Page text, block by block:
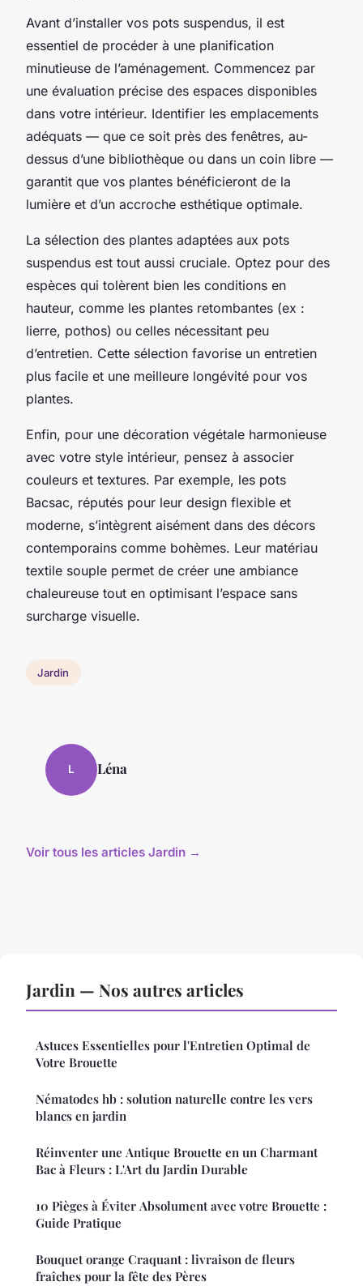
Avant d’installer vos pots suspendus, il est
essentiel de procéder à une planification
minutieuse de l’aménagement. Commencez par
une évaluation précise des espaces disponibles
dans votre intérieur. Identifier les emplacements
adéquats — que ce soit près des fenêtres, au-
dessus d’une bibliothèque ou dans un coin libre —
garantit que vos plantes bénéficieront de la
lumière et d’un accroche esthétique optimale.
La sélection des plantes adaptées aux pots
suspendus est tout aussi cruciale. Optez pour des
espèces qui tolèrent bien les conditions en
hauteur, comme les plantes retombantes (ex :
lierre, pothos) ou celles nécessitant peu
d’entretien. Cette sélection favorise un entretien
plus facile et une meilleure longévité pour vos
plantes.
Enfin, pour une décoration végétale harmonieuse
avec votre style intérieur, pensez à associer
couleurs et textures. Par exemple, les pots
Bacsac, réputés pour leur design flexible et
moderne, s’intègrent aisément dans des décors
contemporains comme bohèmes. Leur matériau
textile souple permet de créer une ambiance
chaleureuse tout en optimisant l’espace sans
surcharge visuelle.
Jardin
L Léna
Voir tous les articles Jardin →
Jardin — Nos autres articles
Astuces Essentielles pour l'Entretien Optimal de
Votre Brouette
Nématodes hb : solution naturelle contre les vers
blancs en jardin
Réinventer une Antique Brouette en un Charmant
Bac à Fleurs : L'Art du Jardin Durable
10 Pièges à Éviter Absolument avec votre Brouette :
Guide Pratique
Bouquet orange Craquant : livraison de fleurs
fraîches pour la fête des Pères